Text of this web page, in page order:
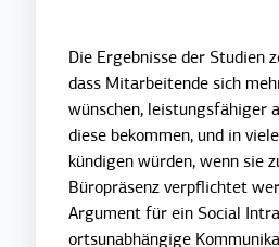
Die Ergebnisse der Studien
dass Mitarbeitende sich
wünschen, leistungsfähiger
diese bekommen, und in
kündigen würden, wenn sie
Büropräsenz verpflichtet
Argument für ein Social
ortsunabhängige